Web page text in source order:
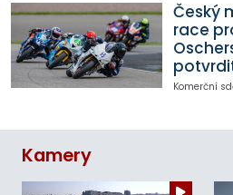
Český
race
Komerční
Kamery